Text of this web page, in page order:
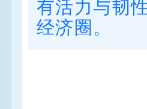
有活力与韧
经济圈。